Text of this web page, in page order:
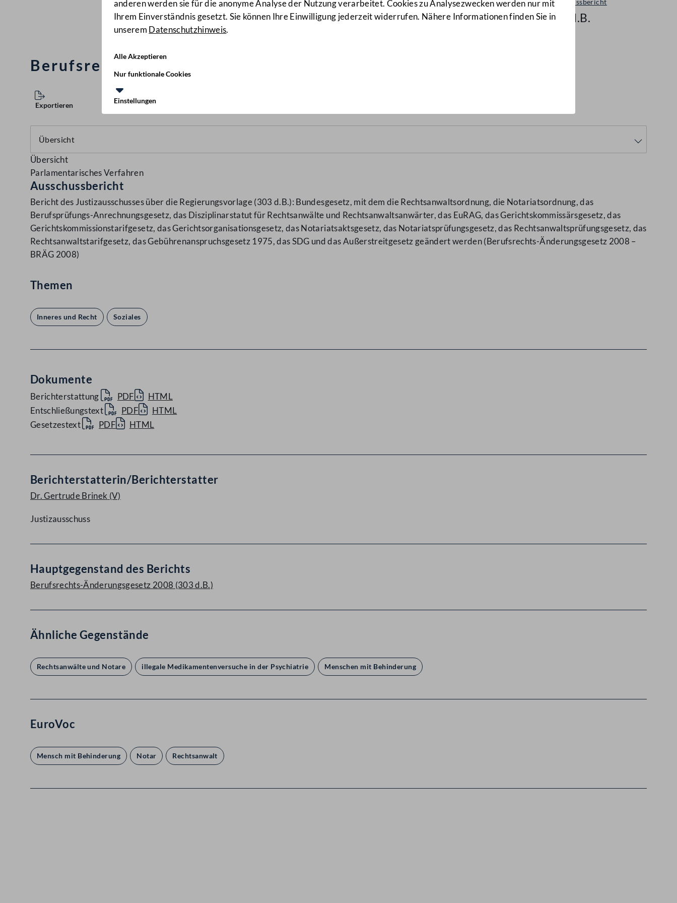
anderen werden sie für die anonyme Analyse der Nutzung verarbeitet. Cookies zu Analysezwecken werden nur mit
Ihrem Einverständnis gesetzt. Sie können Ihre Einwilligung jederzeit widerrufen. Nähere Informationen finden Sie in
unserem Datenschutzhinweis.
Alle Akzeptieren
Nur funktionale Cookies
Einstellungen
Ausschussbericht
338 d.B.
Berufsrechts-Änderungsgesetz 2008 – BRÄG 2008
Exportieren
Übersicht
Parlamentarisches Verfahren
Ausschussbericht
Bericht des Justizausschusses über die Regierungsvorlage (303 d.B.): Bundesgesetz, mit dem die Rechtsanwaltsordnung, die Notariatsordnung, das
Berufsprüfungs-Anrechnungsgesetz, das Disziplinarstatut für Rechtsanwälte und Rechtsanwaltsanwärter, das EuRAG, das Gerichtskommissärsgesetz, das
Gerichtskommissionstarifgesetz, das Gerichtsorganisationsgesetz, das Notariatsaktsgesetz, das Notariatsprüfungsgesetz, das Rechtsanwaltsprüfungsgesetz, das
Rechtsanwaltstarifgesetz, das Gebührenanspruchsgesetz 1975, das SDG und das Außerstreitgesetz geändert werden (Berufsrechts-Änderungsgesetz 2008 –
BRÄG 2008)
Themen
Inneres und Recht Soziales
Dokumente
Berichterstattung PDF
HTML
Entschließungstext
PDF
HTML
Gesetzestext
PDF HTML
Berichterstatterin/Berichterstatter
Dr. Gertrude Brinek (V)
Justizausschuss
Hauptgegenstand des Berichts
Berufsrechts-Änderungsgesetz 2008 (303 d.B.)
Ähnliche Gegenstände
Rechtsanwälte und Notare illegale Medikamentenversuche in der Psychiatrie Menschen mit Behinderung
EuroVoc
Mensch mit Behinderung Notar Rechtsanwalt